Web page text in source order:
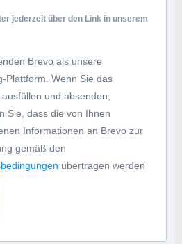
jederzeit über den Link in unserem
Brevo als unsere
Plattform. Wenn Sie das
und absenden,
Sie, dass die von Ihnen
Informationen an Brevo zur
gemäß den
übertragen werden